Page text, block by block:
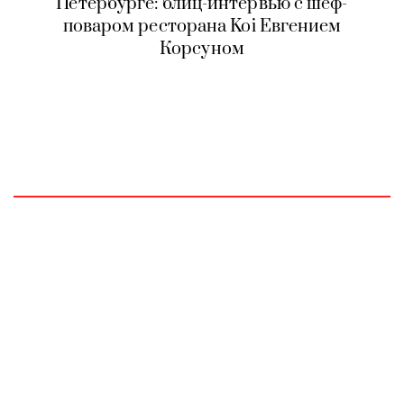
поваром ресторана Koi Евгением
Корсуном